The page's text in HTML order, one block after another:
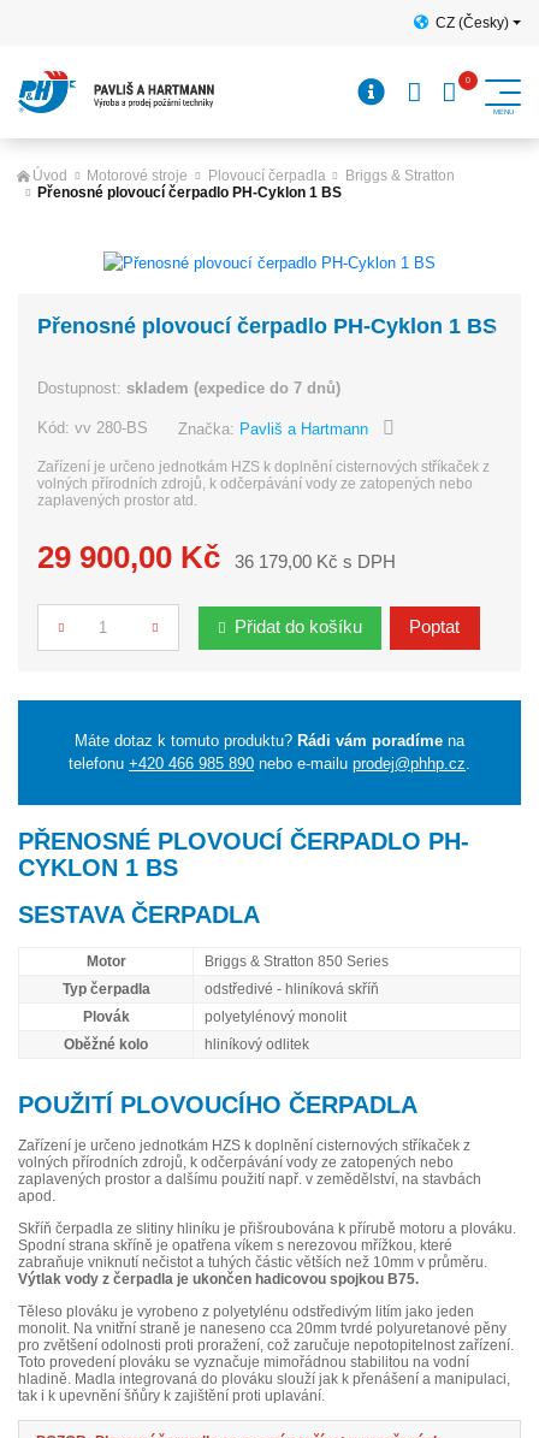
CZ (Česky)
Úvod Motorové stroje Plovoucí čerpadla
Briggs & Stratton
Přenosné plovoucí čerpadlo PH-Cyklon 1 BS
Přenosné plovoucí čerpadlo PH-Cyklon 1 BS
Dostupnost:skladem (expedice do 7 dnů)
Kód:vv 280-BS Značka: Pavliš a Hartmann
Zařízení je určeno jednotkám HZS k doplnění cisternových stříkaček z
volných přírodních zdrojů, k odčerpávání vody ze zatopených nebo
zaplavených prostor atd.
29 900,00 Kč 36 179,00 Kč s DPH
Počet Přidat do košíku Poptat
Máte dotaz k tomuto produktu? Rádi vám poradíme na
telefonu +420 466 985 890 nebo e-mailu prodej@phhp.cz.
PŘENOSNÉ PLOVOUCÍ ČERPADLO PH-
CYKLON 1 BS
SESTAVA ČERPADLA
Motor
Briggs & Stratton 850 Series
Typ čerpadla
odstředivé - hliníková skříň
Plovák
polyetylénový monolit
Oběžné kolo
hliníkový odlitek
POUŽITÍ PLOVOUCÍHO ČERPADLA
Zařízení je určeno jednotkám HZS k doplnění cisternových stříkaček z
volných přírodních zdrojů, k odčerpávání vody ze zatopených nebo
zaplavených prostor a dalšímu použití např. v zemědělství, na stavbách
apod.
Skříň čerpadla ze slitiny hliníku je přišroubována k přírubě motoru a plováku.
Spodní strana skříně je opatřena víkem s nerezovou mřížkou, které
zabraňuje vniknutí nečistot a tuhých částic větších než 10mm v průměru.
Výtlak vody z čerpadla je ukončen hadicovou spojkou B75.
Těleso plováku je vyrobeno z polyetylénu odstředivým litím jako jeden
monolit. Na vnitřní straně je naneseno cca 20mm tvrdé polyuretanové pěny
pro zvětšení odolnosti proti proražení, což zaručuje nepotopitelnost zařízení.
Toto provedení plováku se vyznačuje mimořádnou stabilitou na vodní
hladině. Madla integrovaná do plováku slouží jak k přenášení a manipulaci,
tak i k upevnění šňůry k zajištění proti uplavání.